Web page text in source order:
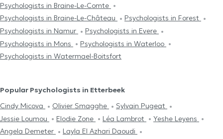
Psychologists in Braine-Le-Comte
Psychologists in Braine-Le-Château
Psychologists in Forest
Psychologists in Namur
Psychologists in Evere
Psychologists in Mons
Psychologists in Waterloo
Psychologists in Watermael-Boitsfort
Popular Psychologists in Etterbeek
Cindy Micova
Olivier Smagghe
Sylvain Pugeat
Jessie Loumou
Elodie Zone Léa Lambrot
Yeshe Leyens
Angela Demeter
Layla El Azhari Daoudi